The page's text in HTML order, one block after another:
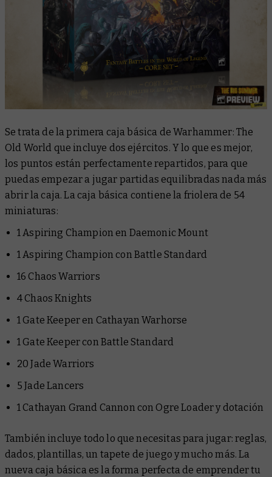
Se trata de la primera caja básica de Warhammer: The
Old World que incluye dos ejércitos. Y lo que es mejor,
los puntos están perfectamente repartidos, para que
puedas empezar a jugar partidas equilibradas nada más
abrir la caja. La caja básica contiene la friolera de 54
miniaturas:
1 Aspiring Champion en Daemonic Mount
1 Aspiring Champion con Battle Standard
16 Chaos Warriors
4 Chaos Knights
1 Gate Keeper en Cathayan Warhorse
1 Gate Keeper con Battle Standard
20 Jade Warriors
5 Jade Lancers
1 Cathayan Grand Cannon con Ogre Loader y dotación
También incluye todo lo que necesitas para jugar: reglas,
dados, plantillas, un tapete de juego y mucho más. La
nueva caja básica es la forma perfecta de emprender tu